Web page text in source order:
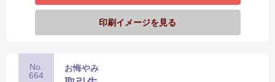
印刷イメージを見る
No.
664
お悔やみ